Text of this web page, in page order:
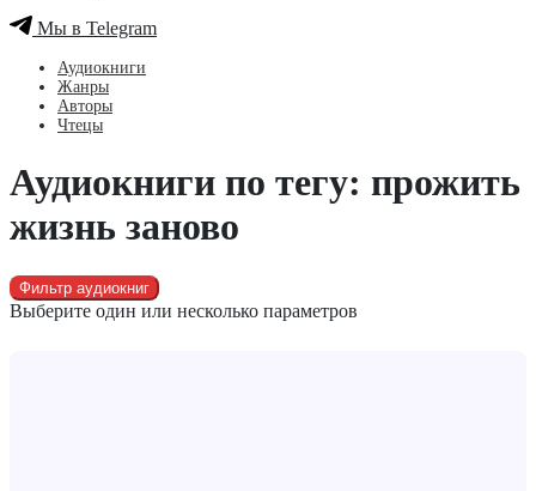
Мы в Telegram
Аудиокниги
Жанры
Авторы
Чтецы
Аудиокниги по тегу: прожить
жизнь заново
Фильтр аудиокниг
Выберите один или несколько параметров